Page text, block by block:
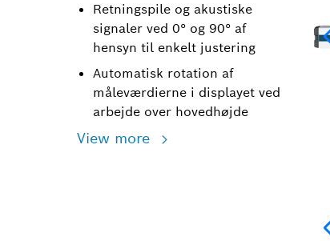
Retningspile og akustiske
signaler ved 0° og 90° af
hensyn til enkelt justering
Automatisk rotation af
måleværdierne i displayet ved
arbejde over hovedhøjde
View more